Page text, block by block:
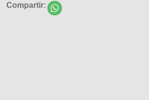
Compartir: